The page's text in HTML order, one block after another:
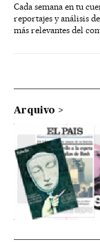
Cada semana en tu
reportajes y análisis
más relevantes del
Arquivo